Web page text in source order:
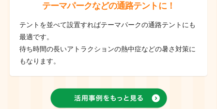
テーマパークなどの通路テントに！
テントを並べて設置すればテーマパークの通路テントにも
最適です。
待ち時間の長いアトラクションの熱中症などの暑さ対策に
もなります。